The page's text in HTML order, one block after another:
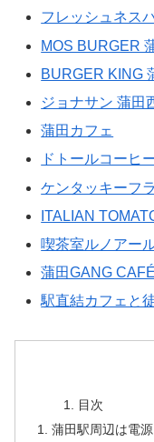
フレッシュネス
MOS BURGER
BURGER KING
ジョナサン 蒲田
蒲田カフェ
ドトールコーヒ
ケンタッキーフ
ITALIAN
喫茶室ルノアー
蒲田GANG CAFÉ
駅直結カフェと
目次
蒲田駅周辺は電